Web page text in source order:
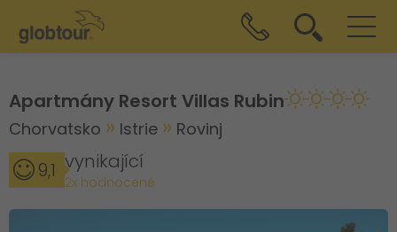
Apartmány Resort Villas Rubin
Chorvatsko Istrie Rovinj
9,1 vynikající
2x hodnocené